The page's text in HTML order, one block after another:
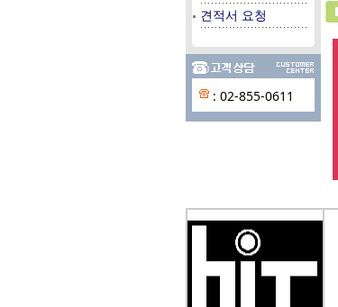
견적서 요청
: 02-855-0611